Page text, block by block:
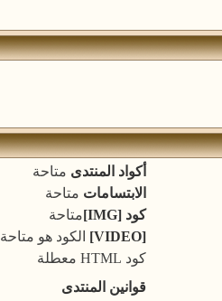
أكواد المنتدى متاحة
الابتسامات متاحة
كود [IMG]
متاحة
[VIDEO]
الكود هو متاحة
كود HTML
معطلة
قوانين المنتدى